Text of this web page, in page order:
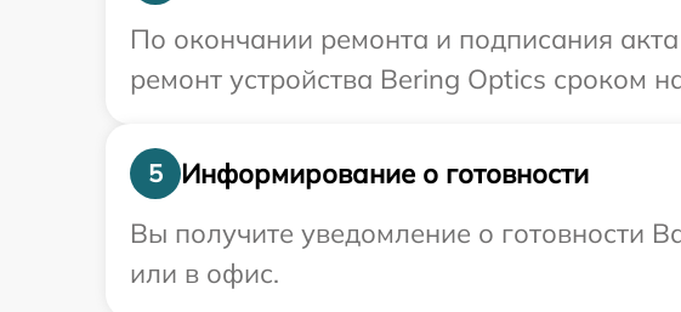
По окончании ремонта и подписания
ремонт устройства Bering Optics сроком
5
Информирование о готовности
Вы получите уведомление о готовности
или в офис.